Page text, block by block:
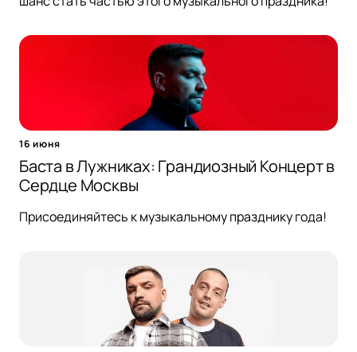
16 июня
Баста в Лужниках: Грандиозный Концерт в
Сердце Москвы
Присоединяйтесь к музыкальному празднику года!